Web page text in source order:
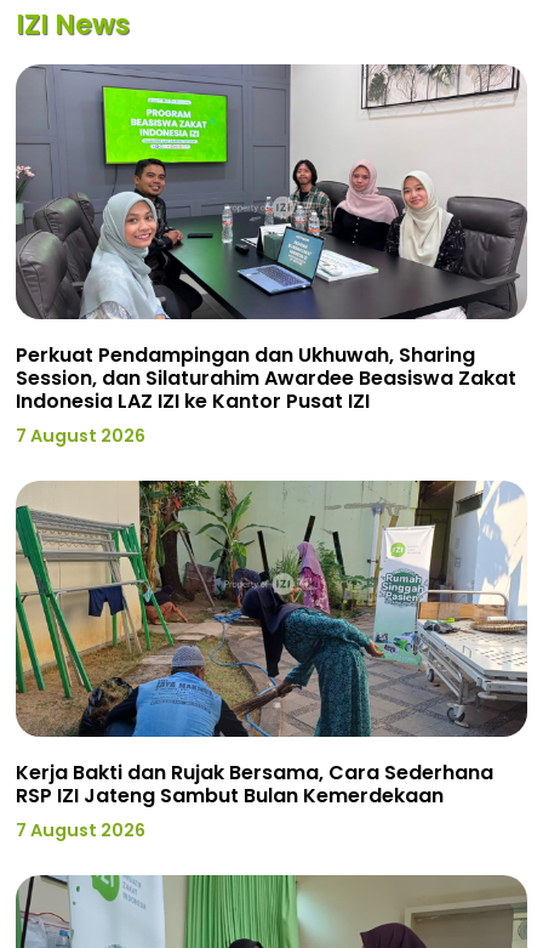
IZI News
Perkuat Pendampingan dan Ukhuwah, Sharing
Session, dan Silaturahim Awardee Beasiswa Zakat
Indonesia LAZ IZI ke Kantor Pusat IZI
7 August 2026
Kerja Bakti dan Rujak Bersama, Cara Sederhana
RSP IZI Jateng Sambut Bulan Kemerdekaan
7 August 2026